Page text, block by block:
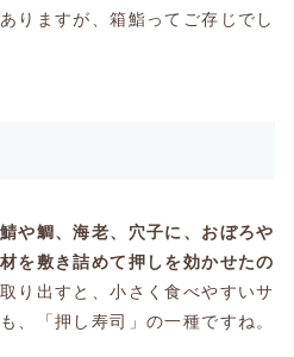
りますが、箱鮨ってご存じでし
や鯛、海老、穴子に、おぼろや
を敷き詰めて押しを効かせたの
り出すと、小さく食べやすいサ
、「押し寿司」の一種ですね。